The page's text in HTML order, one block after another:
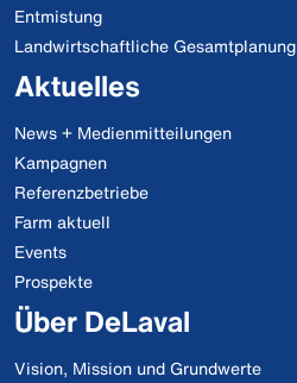
Entmistung
Landwirtschaftliche Gesamtplanung
Aktuelles
News + Medienmitteilungen
Kampagnen
Referenzbetriebe
Farm aktuell
Events
Prospekte
Über DeLaval
Vision, Mission und Grundwerte